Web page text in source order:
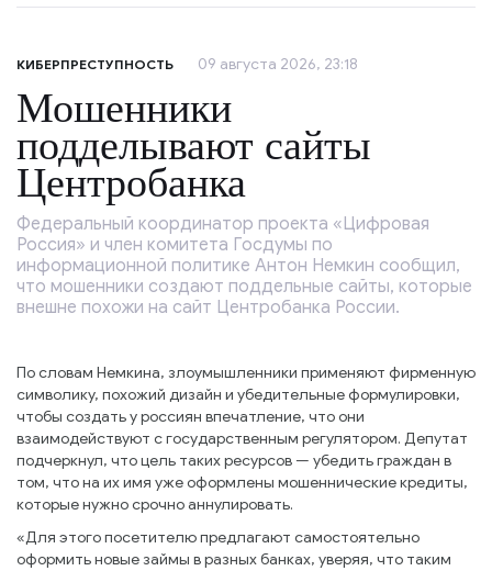
КИБЕРПРЕСТУПНОСТЬ 09 августа 2026, 23:18
Мошенники
подделывают сайты
Центробанка
Федеральный координатор проекта «Цифровая
Россия» и член комитета Госдумы по
информационной политике Антон Немкин сообщил,
что мошенники создают поддельные сайты, которые
внешне похожи на сайт Центробанка России.
По словам Немкина, злоумышленники применяют фирменную
символику, похожий дизайн и убедительные формулировки,
чтобы создать у россиян впечатление, что они
взаимодействуют с государственным регулятором. Депутат
подчеркнул, что цель таких ресурсов — убедить граждан в
том, что на их имя уже оформлены мошеннические кредиты,
которые нужно срочно аннулировать.
«Для этого посетителю предлагают самостоятельно
оформить новые займы в разных банках, уверяя, что таким